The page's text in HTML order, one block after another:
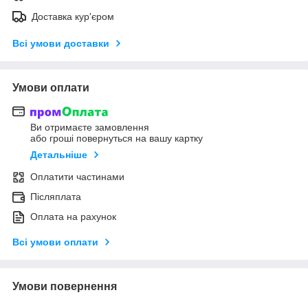
Доставка кур'єром
Всі умови доставки
Умови оплати
Ви отримаєте замовлення
або гроші повернуться на вашу картку
Детальніше
Оплатити частинами
Післяплата
Оплата на рахунок
Всі умови оплати
Умови повернення